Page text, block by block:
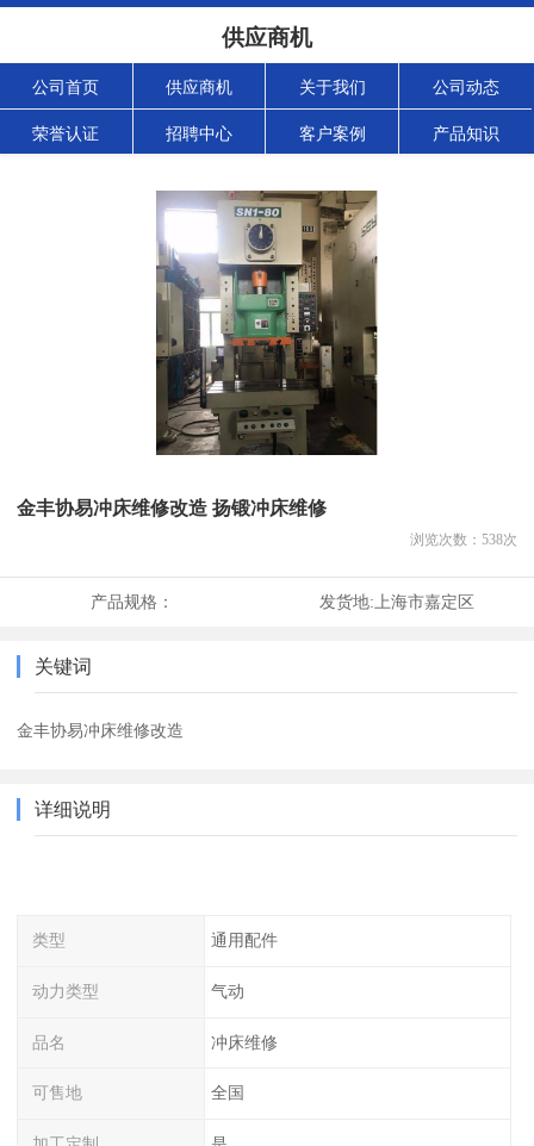
供应商机
公司首页 供应商机 关于我们 公司动态
荣誉认证 招聘中心 客户案例 产品知识
金丰协易冲床维修改造 扬锻冲床维修
浏览次数： 538次
产品规格： 发货地: 上海市嘉定区
关键词
金丰协易冲床维修改造
详细说明
类型 通用配件
动力类型 气动
品名 冲床维修
可售地 全国